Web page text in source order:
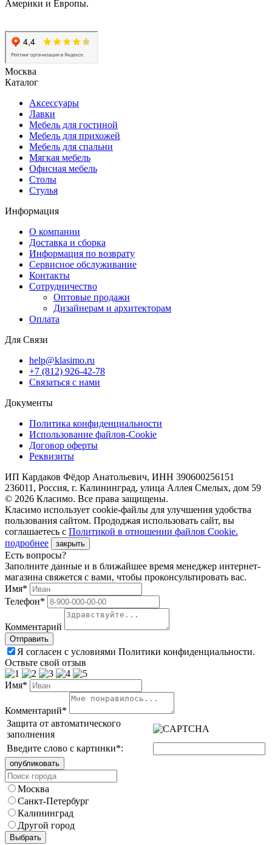
Америки и Европы.
Москва
Каталог
Аксессуары
Лавки
Мебель для гостиной
Мебель для прихожей
Мебель для спальни
Мягкая мебель
Офисная мебель
Столы
Стулья
Информация
О компании
Доставка и сборка
Информация по возврату
Сервисное обслуживание
Контакты
Сотрудничество
Оптовые продажи
Дизайнерам и архитекторам
Оплата
Для Связи
help@klasimo.ru
+7 (812) 926-42-78
Связаться с нами
Документы
Политика конфиденциальности
Использование файлов-Cookie
Договор оферты
Реквизиты
ИП Кардаков Фёдор Анатольевич, ИНН 390600256151
236011, Россия, г. Калининград, улица Аллея Смелых, дом 59
© 2026 Класимо. Все права защищены.
Класимо использует cookie-файлы для улучшения удобства
пользования сайтом. Прододжая использовать сайт, вы
соглашаетесь с Политикой в отношении файлов Сookie.
подробнее
закрыть
Есть вопросы?
Заполните данные и в ближайшее время менеджер интернет-
магазина свяжется с вами, чтобы проконсультировать вас.
Имя*
Телефон*
Комментарий
Я согласен с условиями Политики конфиденциальности.
Оствьте свой отзыв
Имя*
Комментарий*
Защита от автоматического
заполнения
Введите слово с картинки*:
Москва
Санкт-Петербург
Калининград
Другой город
Выбрать